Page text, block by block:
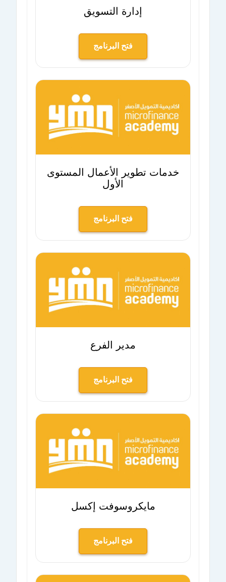
إدارة التسويق
فتح البرنامج
خدمات تطوير الأعمال المستوى
الأول
فتح البرنامج
مدير الفرع
فتح البرنامج
مايكروسوفت إكسل
فتح البرنامج